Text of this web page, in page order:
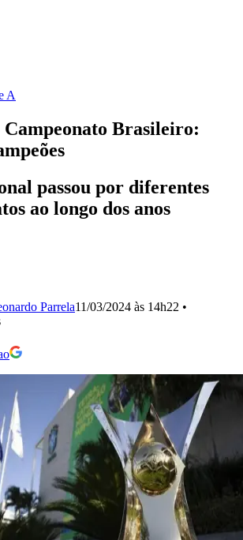
A
Brasileiro:
passou por diferentes
ao longo dos anos
Parrela11/03/2024 às 14h22 •